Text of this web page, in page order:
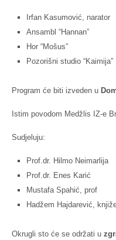
Irfan Kasumović, narator
Ansambl “Hannan”
Hor “Mošus”
Pozorišni studio “Kaimija”
Program će biti izveden u
Istim povodom Medžlis IZ-e
Sudjeluju:
Prof.dr. Hilmo Neimarlija
Prof.dr. Enes Karić
Mustafa Spahić, prof
Hadžem Hajdarević,
Okrugli sto će se održati u